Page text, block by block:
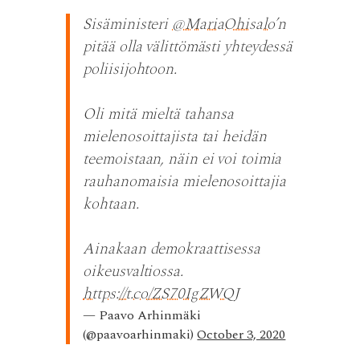
Sisäministeri@MariaOhisalo’n
pitää olla välittömästi yhteydessä
poliisijohtoon.
Oli mitä mieltä tahansa
mielenosoittajista tai heidän
teemoistaan, näin ei voi toimia
rauhanomaisia mielenosoittajia
kohtaan.
Ainakaan demokraattisessa
oikeusvaltiossa.
https://t.co/ZS70IgZWQJ
— Paavo Arhinmäki
(@paavoarhinmaki)October 3, 2020